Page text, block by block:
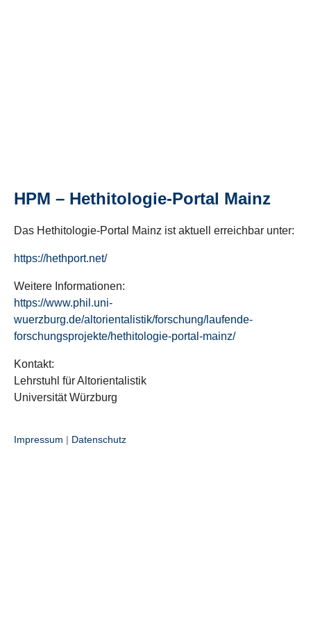
HPM – Hethitologie-Portal Mainz
Das Hethitologie-Portal Mainz ist aktuell erreichbar unter:
https://hethport.net/
Weitere Informationen:
https://www.phil.uni-
wuerzburg.de/altorientalistik/forschung/laufende-
forschungsprojekte/hethitologie-portal-mainz/
Kontakt:
Lehrstuhl für Altorientalistik
Universität Würzburg
Impressum | Datenschutz